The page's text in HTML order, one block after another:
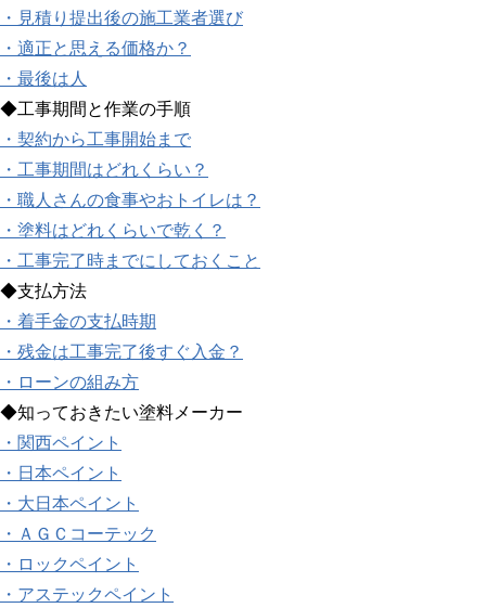
・見積り提出後の施工業者選び
・適正と思える価格か？
・最後は人
◆工事期間と作業の手順
・契約から工事開始まで
・工事期間はどれくらい？
・職人さんの食事やおトイレは？
・塗料はどれくらいで乾く？
・工事完了時までにしておくこと
◆支払方法
・着手金の支払時期
・残金は工事完了後すぐ入金？
・ローンの組み方
◆知っておきたい塗料メーカー
・関西ペイント
・日本ペイント
・大日本ペイント
・ＡＧＣコーテック
・ロックペイント
・アステックペイント